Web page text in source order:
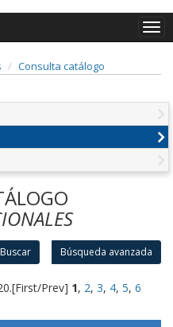
Consulta catálogo
Buscar Búsqueda avanzada
[First/Prev] 1, 2, 3, 4, 5, 6